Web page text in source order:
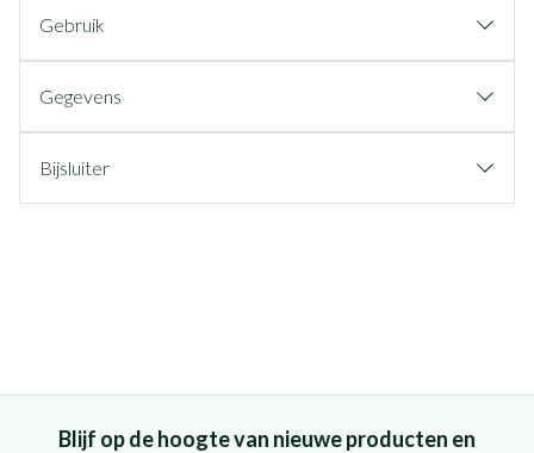
Gebruik
Gegevens
Bijsluiter
Blijf op de hoogte van nieuwe producten en